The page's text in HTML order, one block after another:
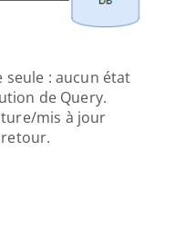
seule : aucun état
de Query.
mis à jour